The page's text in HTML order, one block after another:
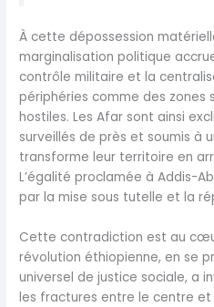
À cette dépossession
marginalisation politique
contrôle militaire et la
périphéries comme des
hostiles. Les Afar sont ainsi
surveillés de près et soumis à
transforme leur territoire en
L’égalité proclamée à Addis-
par la mise sous tutelle et la
Cette contradiction est au
révolution éthiopienne, en se
universel de justice sociale, a
les fractures entre le centre